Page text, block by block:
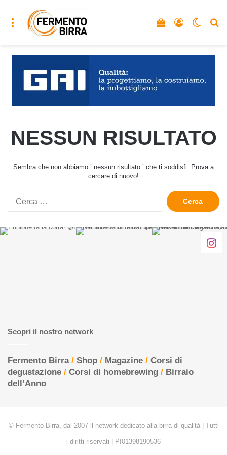
Menu Accedi
Vedi il carrello
NESSUN RISULTATO
Sembra che non abbiamo ’ nessun risultato ’ che ti soddisfi. Prova a
cercare di nuovo!
Ricerca
per:
Scopri il nostro network
Fermento Birra/ Shop / Magazine / Corsi di
degustazione / Corsi di homebrewing / Birraio
dell’Anno
© Fermento Birra, dal 2007 il network dedicato alla birra di qualità | Tutti
i diritti riservati | PI01398190536